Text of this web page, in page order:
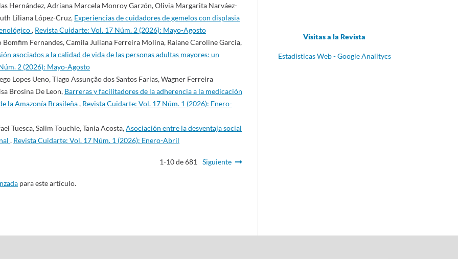
Hernández, Adriana Marcela Monroy Garzón, Olivia Margarita Narváez-
Liliana López-Cruz, Experiencias de cuidadores de gemelos con displasia
, Revista Cuidarte: Vol. 17 Núm. 2 (2026): Mayo-Agosto
Bomfim Fernandes, Camila Juliana Ferreira Molina, Raiane Caroline Garcia,
asociados a la calidad de vida de las personas adultas mayores: un
2 (2026): Mayo-Agosto
Lopes Ueno, Tiago Assunção dos Santos Farias, Wagner Ferreira
Brosina De Leon, Barreras y facilitadores de la adherencia a la medicación
la Amazonía Brasileña, Revista Cuidarte: Vol. 17 Núm. 1 (2026): Enero-
Tuesca, Salim Touchie, Tania Acosta,Asociación entre la desventaja social
, Revista Cuidarte: Vol. 17 Núm. 1 (2026): Enero-Abril
1-10 de 681 Siguiente
para este artículo.
Visitas a la Revista
Estadisticas Web - Google Analitycs